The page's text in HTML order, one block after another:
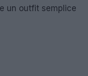
un outfit semplice